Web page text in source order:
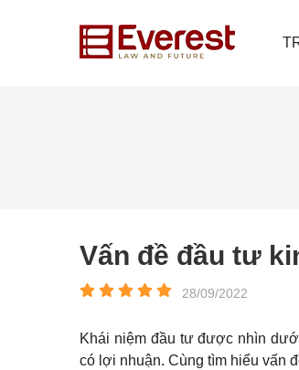
Vấn đề đầu tư
28/09/2022
Khái niệm đầu tư được nhìn
có lợi nhuận. Cùng tìm hiểu vấn